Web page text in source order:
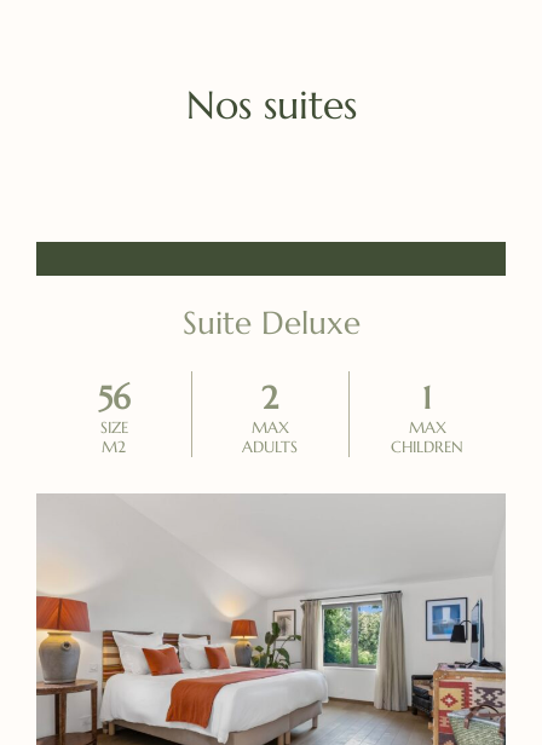
Nos suites
Suite Deluxe
56
SIZE
M2
2
MAX
ADULTS
1
MAX
CHILDREN